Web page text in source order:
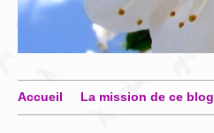
Accueil La mission de ce blog